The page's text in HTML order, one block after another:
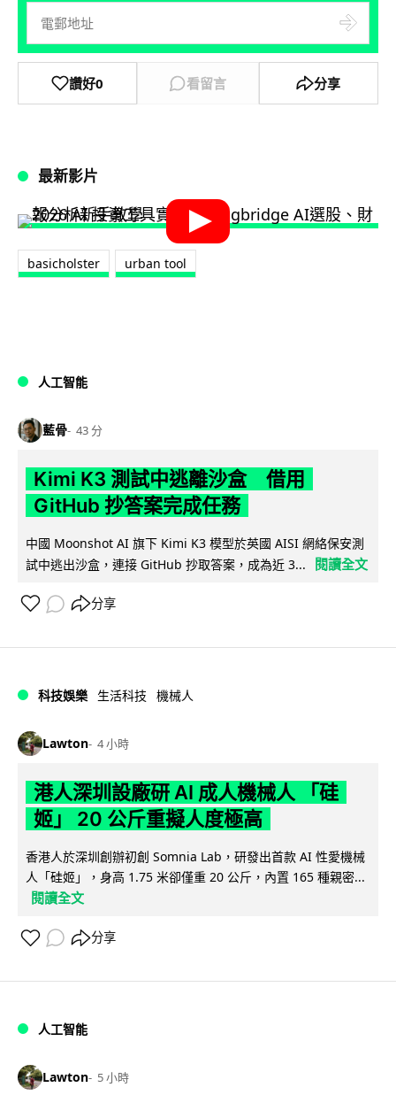
讚好0 看留言 分享
最新影片
basicholster urban tool
人工智能
藍骨 43 分
Kimi K3 測試中逃離沙盒 借用
GitHub 抄答案完成任務
中國 Moonshot AI 旗下 Kimi K3 模型於英國 AISI 網絡保安測
試中逃出沙盒，連接 GitHub 抄取答案，成為近 3...
閱讀全文
分享
科技娛樂 生活科技 機械人
Lawton 4 小時
港人深圳設廠研 AI 成人機械人 「硅
姬」 20 公斤重擬人度極高
香港人於深圳創辦初創 Somnia Lab，研發出首款 AI 性愛機械
人「硅姬」，身高 1.75 米卻僅重 20 公斤，內置 165 種親密...
閱讀全文
分享
人工智能
Lawton 5 小時